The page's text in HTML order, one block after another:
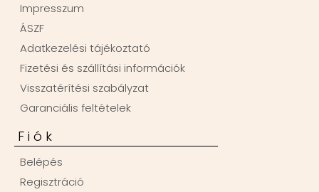
Impresszum
ÁSZF
Adatkezelési tájékoztató
Fizetési és szállítási információk
Visszatérítési szabályzat
Garanciális feltételek
Fiók
Belépés
Regisztráció